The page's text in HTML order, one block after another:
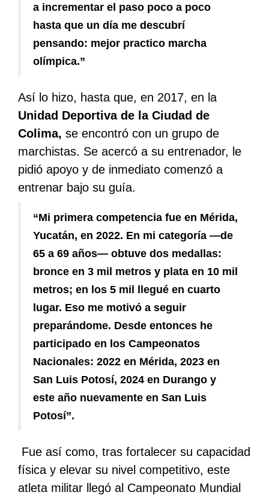
a incrementar el paso poco a poco
hasta que un día me descubrí
pensando: mejor practico marcha
olímpica.”
Así lo hizo, hasta que, en 2017, en la
Unidad Deportiva de la Ciudad de
Colima, se encontró con un grupo de
marchistas. Se acercó a su entrenador, le
pidió apoyo y de inmediato comenzó a
entrenar bajo su guía.
“Mi primera competencia fue en Mérida,
Yucatán, en 2022. En mi categoría —de
65 a 69 años— obtuve dos medallas:
bronce en 3 mil metros y plata en 10 mil
metros; en los 5 mil llegué en cuarto
lugar. Eso me motivó a seguir
preparándome. Desde entonces he
participado en los Campeonatos
Nacionales: 2022 en Mérida, 2023 en
San Luis Potosí, 2024 en Durango y
este año nuevamente en San Luis
Potosí”.
Fue así como, tras fortalecer su capacidad
física y elevar su nivel competitivo, este
atleta militar llegó al Campeonato Mundial